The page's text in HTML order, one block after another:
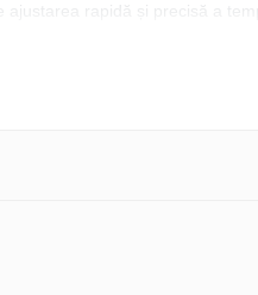
rapidă și precisă a